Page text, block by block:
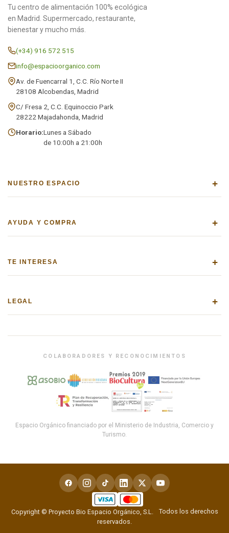
Tu centro de alimentación 100% ecológica
en Madrid. Supermercado, restaurante,
bienestar y mucho más.
(+34) 916 572 515
info@espacioorganico.com
Av. de Fuencarral 1, C.C. Río Norte II
28108 Alcobendas, Madrid
C/ Fresa 2, C.C. Equinoccio Park
28222 Majadahonda, Madrid
Horario:Lunes a Sábado
de 10:00h a 21:00h
NUESTRO ESPACIO +
AYUDA Y COMPRA +
TE INTERESA +
LEGAL +
COLABORADORES Y RECONOCIMIENTOS
Espacio Orgánico financiado por el Ministerio de Industria, Comercio y
Turismo.
Copyright © Proyecto Bio Espacio Orgánico, S.L.
Todos los derechos
reservados.